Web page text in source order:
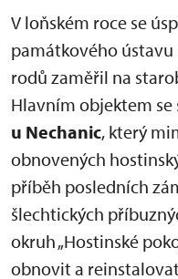
V loňském roce se
památkového ústavu
rodů zaměřil na
Hlavním objektem
u Nechanic, který
obnovených
příběh posledních
šlechtických
okruh „Hostinské
obnovit a